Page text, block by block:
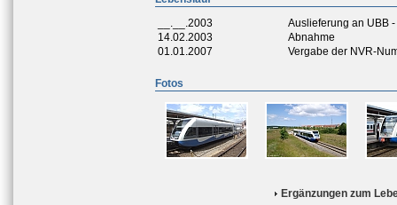
__.__.2003
Auslieferung an UBB
14.02.2003
Abnahme
01.01.2007
Vergabe der NVR-
Fotos
Ergänzungen zum